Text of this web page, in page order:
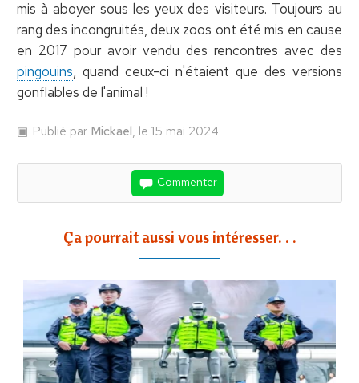
mis à aboyer sous les yeux des visiteurs. Toujours au
rang des incongruités, deux zoos ont été mis en cause
en 2017 pour avoir vendu des rencontres avec des
pingouins, quand ceux-ci n'étaient que des versions
gonflables de l'animal !
Publié par Mickael, le 15 mai 2024
Commenter
Ça pourrait aussi vous intéresser. . .